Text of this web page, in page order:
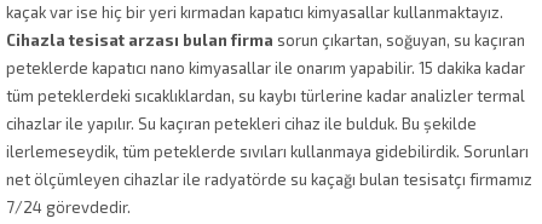
kaçak var ise hiç bir yeri kırmadan kapatıcı kimyasallar kullanmaktayız.
Cihazla tesisat arzası bulan firma sorun çıkartan, soğuyan, su kaçıran
peteklerde kapatıcı nano kimyasallar ile onarım yapabilir. 15 dakika kadar
tüm peteklerdeki sıcaklıklardan, su kaybı türlerine kadar analizler termal
cihazlar ile yapılır. Su kaçıran petekleri cihaz ile bulduk. Bu şekilde
ilerlemeseydik, tüm peteklerde sıvıları kullanmaya gidebilirdik. Sorunları
net ölçümleyen cihazlar ile radyatörde su kaçağı bulan tesisatçı firmamız
7/24 görevdedir.